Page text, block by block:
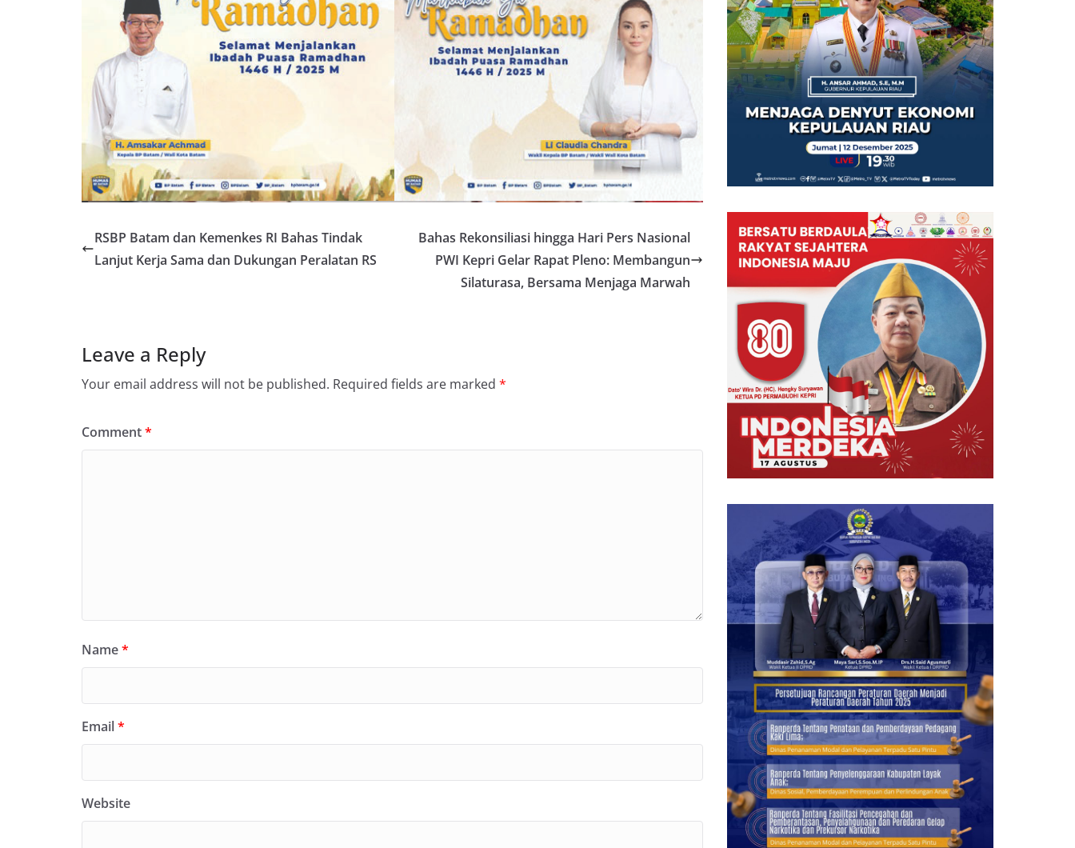
RSBP Batam dan Kemenkes RI Bahas Tindak
Lanjut Kerja Sama dan Dukungan Peralatan RS
Bahas Rekonsiliasi hingga Hari Pers Nasional
PWI Kepri Gelar Rapat Pleno: Membangun
Silaturasa, Bersama Menjaga Marwah
Leave a Reply
Your email address will not be published. Required fields are marked *
Comment*
Name*
Email*
Website